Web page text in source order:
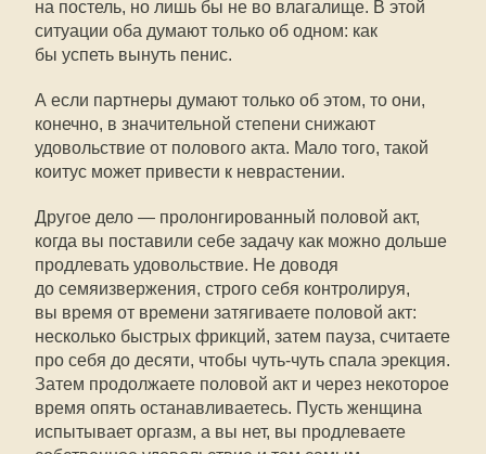
на постель, но лишь бы не во влагалище. В этой
ситуации оба думают только об одном: как
бы успеть вынуть пенис.
А если партнеры думают только об этом, то они,
конечно, в значительной степени снижают
удовольствие от полового акта. Мало того, такой
коитус может привести к неврастении.
Другое дело — пролонгированный половой акт,
когда вы поставили себе задачу как можно дольше
продлевать удовольствие. Не доводя
до семяизвержения, строго себя контролируя,
вы время от времени затягиваете половой акт:
несколько быстрых фрикций, затем пауза, считаете
про себя до десяти, чтобы чуть-чуть спала эрекция.
Затем продолжаете половой акт и через некоторое
время опять останавливаетесь. Пусть женщина
испытывает оргазм, а вы нет, вы продлеваете